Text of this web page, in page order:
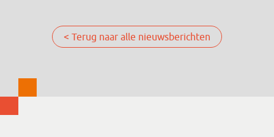
< Terug naar alle nieuwsberichten